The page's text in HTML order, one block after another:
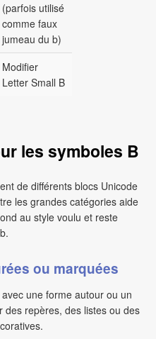
(parfois utilisé
comme faux
jumeau du b)
Modifier
Letter Small B
les symboles B
de différents blocs Unicode
les grandes catégories aide
au style voulu et reste
ou marquées
une forme autour ou un
des repères, des listes ou des